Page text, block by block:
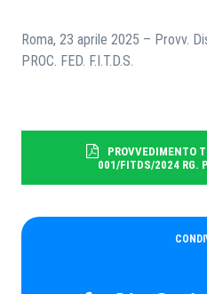
Roma, 23 aprile 2025 – Provv.
PROC. FED. F.I.T.D.S.
PROVVEDIMENTO
001/FITDS/2024 RG.